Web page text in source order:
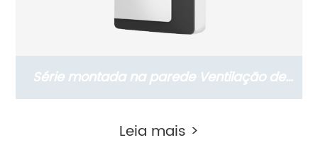
Série montada na parede Ventilação de
recuperação de energia ERV montada na
Leia mais >